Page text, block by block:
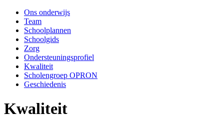
Ons onderwijs
Team
Schoolplannen
Schoolgids
Zorg
Ondersteuningsprofiel
Kwaliteit
Scholengroep OPRON
Geschiedenis
Kwaliteit